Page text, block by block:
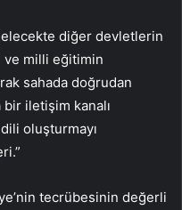
diğer devletlerin
ve milli eğitimin
sahada doğrudan
bir iletişim kanalı
oluşturmayı
tecrübesinin değerli